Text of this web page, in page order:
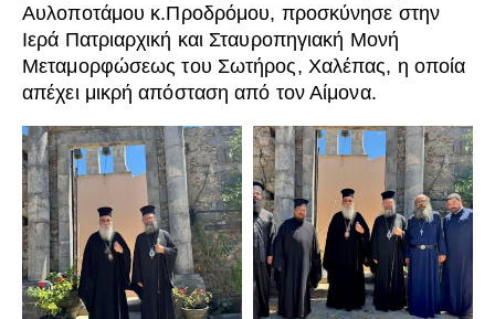
Αυλοποτάμου κ.Προδρόμου, προσκύνησε στην
Ιερά Πατριαρχική και Σταυροπηγιακή Μονή
Μεταμορφώσεως του Σωτήρος, Χαλέπας, η οποία
απέχει μικρή απόσταση από τον Αίμονα.